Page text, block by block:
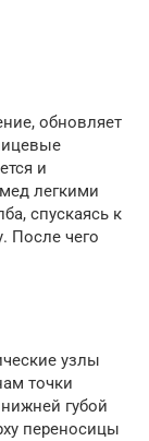
обновляет
и
легкими
спускаясь к
После чего
узлы
точки
губой
переносицы